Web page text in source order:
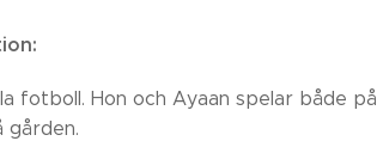
fotboll. Hon och Ayaan spelar både på
gården.